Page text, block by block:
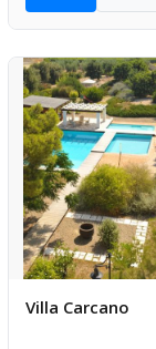
Villa Carcano